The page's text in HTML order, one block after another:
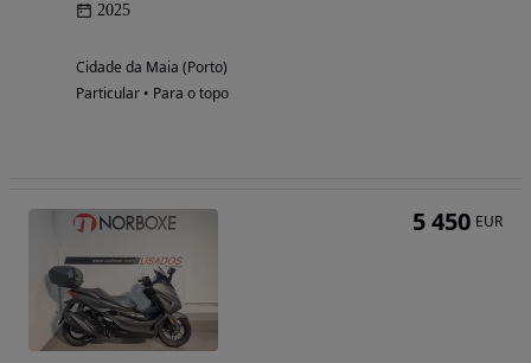
2025
Cidade da Maia (Porto)
Particular • Para o topo
5 450 EUR